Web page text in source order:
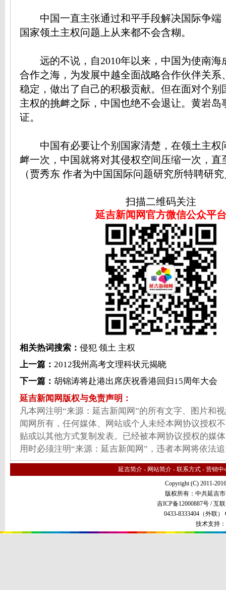
中国一直主张通过和平手段解决国际争端
国家领土主权问题上从来都不会含糊。
远的不说，自2010年以来，中国为使南海
合作之海，为发展中越全面战略合作伙伴关系
稳定，做出了自己的积极贡献。但在面对个别
主权的挑衅之际，中国也绝不会退让。黄岩岛
证。
中国有必要让个别国家清楚，在领土主权
衅一次，中国就将对其侵权空间压缩一次，直
（贾秀东 作者为中国国际问题研究所特聘研
扫描二维码关注
延吉新闻网官方微信公众平台
相关热词搜索： 侵犯 领土 主权
上一篇： 2012我州高考文理科状元揭晓
下一篇： 胡锦涛将赴港出席庆祝香港回归15周年大会
延吉新闻网版权与免责声明：
凡本网注明“来源：延吉新闻网”的所有文字、图片和
闻网所有，任何媒体、网站或个人未经本网协议授权
贴或以其他方式复制发表。已经被本网协议授权的媒
用时必须注明“来源：延吉新闻网”，违者本网将依法
延吉简介 - 网站简介 - 联系方式 - 营销中
Copyright (C) 2011-
版权所有：中共延吉
吉ICP备12000887号 /互
0433-8333404（外联）
技术支持：